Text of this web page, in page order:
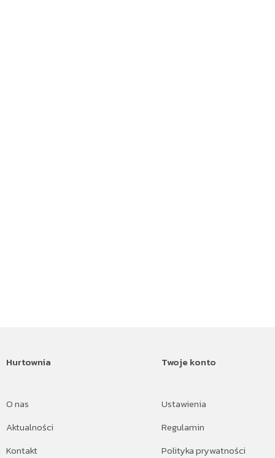
Hurtownia
O nas
Aktualności
Kontakt
Twoje konto
Ustawienia
Regulamin
Polityka prywatności